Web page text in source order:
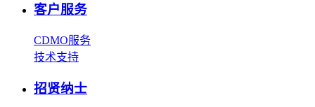
客户服务
CDMO服务
技术支持
招贤纳士